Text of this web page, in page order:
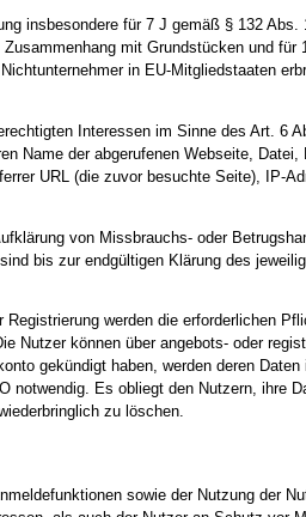
insbesondere für 7 J gemäß § 132
mit Grundstücken und
in EU-Mitgliedstaaten
Interessen im Sinne des Art.
Name der abgerufenen Webseite,
URL (die zuvor besuchte Seite), IP-
von Missbrauchs- oder
bis zur endgültigen Klärung des
werden die erforderlichen
Nutzer können über angebots- oder
gekündigt haben, werden deren
notwendig. Es obliegt den Nutzern, ihre
zu löschen.
sowie der Nutzung der